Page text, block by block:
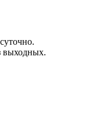
выходных.